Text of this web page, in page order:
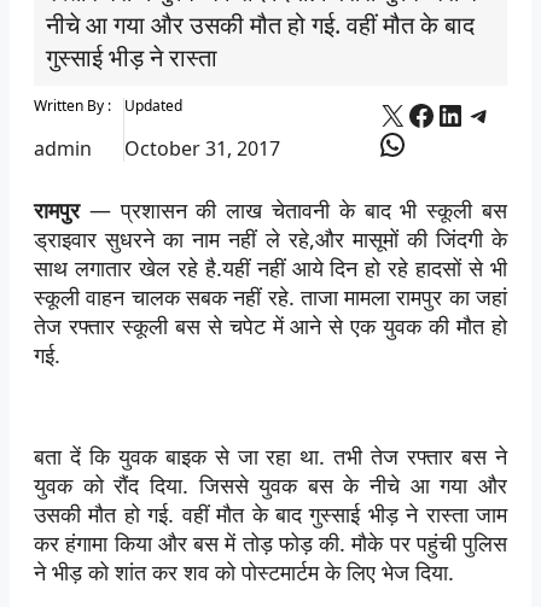
नीचे आ गया और उसकी मौत हो गई. वहीं मौत के बाद
गुस्साई भीड़ ने रास्ता
Written By :
admin
Updated
October 31, 2017
X Facebook
WhatsApp
रामपुर— प्रशासन की लाख चेतावनी के बाद भी स्कूली बस
ड्राइवार सुधरने का नाम नहीं ले रहे,और मासूमों की जिंदगी के
साथ लगातार खेल रहे है.यहीं नहीं आये दिन हो रहे हादसों से भी
स्कूली वाहन चालक सबक नहीं रहे. ताजा मामला रामपुर का जहां
तेज रफ्तार स्कूली बस से चपेट में आने से एक युवक की मौत हो
गई.
बता दें कि युवक बाइक से जा रहा था. तभी तेज रफ्तार बस ने
युवक को रौंद दिया. जिससे युवक बस के नीचे आ गया और
उसकी मौत हो गई. वहीं मौत के बाद गुस्साई भीड़ ने रास्ता जाम
कर हंगामा किया और बस में तोड़ फोड़ की. मौके पर पहुंची पुलिस
ने भीड़ को शांत कर शव को पोस्टमार्टम के लिए भेज दिया.